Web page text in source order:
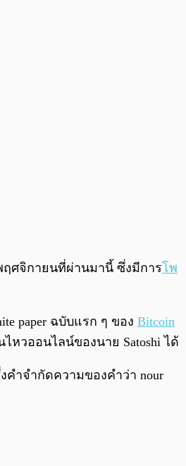
/ 0:00
ฤศจิกายนที่ผ่านมานี้ ซึ่งมีการโพ
paper ฉบับแรก ๆ ของ Bitcoin
หวออนไลน์ของนาย Satoshi ได้
คำจำกัดความของคำว่า nour